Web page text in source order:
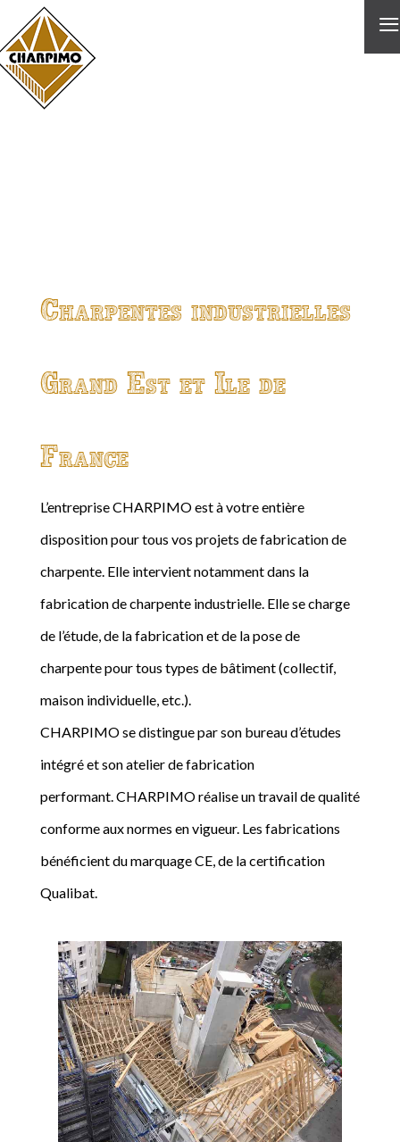
≡
Charpentes industrielles
Grand Est et Ile de
France
L’entreprise CHARPIMO est à votre entière
disposition pour tous vos projets de fabrication de
charpente. Elle intervient notamment dans la
fabrication de charpente industrielle. Elle se charge
de l’étude, de la fabrication et de la pose de
charpente pour tous types de bâtiment (collectif,
maison individuelle, etc.).
CHARPIMO se distingue par son bureau d’études
intégré et son atelier de fabrication
performant. CHARPIMO réalise un travail de qualité
conforme aux normes en vigueur. Les fabrications
bénéficient du marquage CE, de la certification
Qualibat.